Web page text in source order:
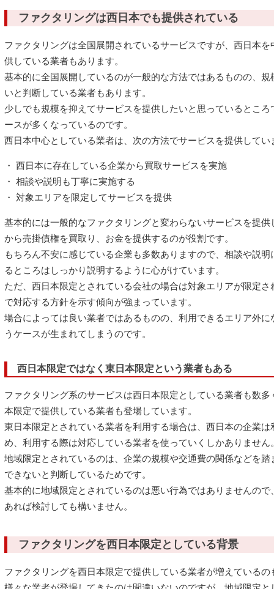
ファクタリングは西日本でも提供されている
ファクタリングは全国展開されているサービスですが、西日本
供している業者もあります。
基本的に全国展開しているのが一般的な方法ではあるものの、
いと判断している業者もあります。
少しでも規模を抑えてサービスを提供したいと思っているとこ
ースが多くなっているのです。
西日本中心としている業者は、次の方法でサービスを提供してい
・ 西日本に存在している企業から買取サービスを実施
・ 相談や説明も丁寧に実施する
・ 対象エリアを限定してサービスを提供
基本的には一般的なファクタリングと変わらないサービスを提
から売掛債権を買取り、お金を提供するのが役割です。
もちろん不安に感じている企業も多数ありますので、相談や説
るところはしっかり説明するように心がけています。
ただ、西日本限定とされている会社の場合は対象エリアが限定
で対応する方針を示す傾向が強まっています。
場合によっては良い業者ではあるものの、利用できるエリア外
うケースが生まれてしまうのです。
西日本限定ではなく東日本限定という業者もある
ファクタリング系のサービスは西日本限定としている業者も数
本限定で提供している業者も登場しています。
東日本限定とされている業者を利用する場合は、西日本の企業
め、利用する際は対応している業者を使っていくしかありません
地域限定とされているのは、企業の規模や交通費の関係などを
できないと判断しているためです。
基本的に地域限定とされているのは悪い行為ではありませんの
あれば検討しても構いません。
ファクタリングを西日本限定としている背景
ファクタリングを西日本限定で提供している業者が増えているの